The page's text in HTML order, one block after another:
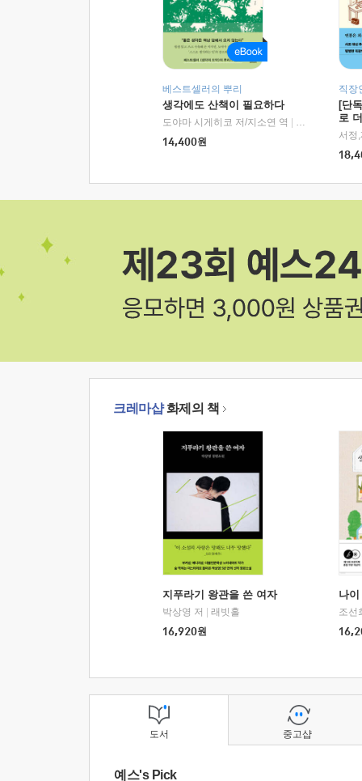
베스트셀러의 뿌리
생각에도 산책이 필요하다
도야마 시게히코 저/지소연 역
알에이치코리
14,400원
직장
[단
로
크레마샵화제의 책
지푸라기 왕관을 쓴 여자
박상영 저
래빗홀
16,920원
나
조선
도서
예스's Pick
중고샵